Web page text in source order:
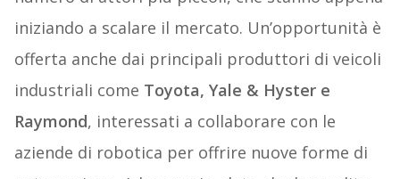
iniziando a scalare il mercato. Un’opportunità è
offerta anche dai principali produttori di veicoli
industriali come Toyota, Yale & Hyster e
Raymond, interessati a collaborare con le
aziende di robotica per offrire nuove forme di